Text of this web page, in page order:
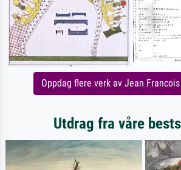
Oppdag flere verk av Jean
Utdrag fra våre